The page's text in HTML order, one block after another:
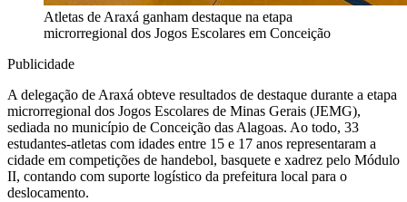
Atletas de Araxá ganham destaque na etapa
microrregional dos Jogos Escolares em Conceição
Publicidade
A delegação de Araxá obteve resultados de destaque durante a etapa
microrregional dos Jogos Escolares de Minas Gerais (JEMG),
sediada no município de Conceição das Alagoas. Ao todo, 33
estudantes-atletas com idades entre 15 e 17 anos representaram a
cidade em competições de handebol, basquete e xadrez pelo Módulo
II, contando com suporte logístico da prefeitura local para o
deslocamento.